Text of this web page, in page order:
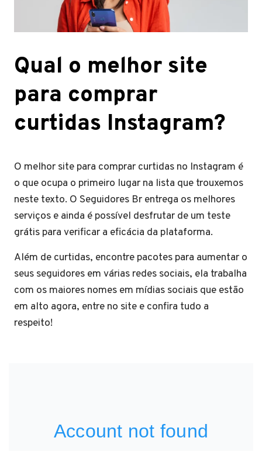
Qual o melhor site
para comprar
curtidas Instagram?
O melhor site para comprar curtidas no Instagram é
o que ocupa o primeiro lugar na lista que trouxemos
neste texto. O Seguidores Br entrega os melhores
serviços e ainda é possível desfrutar de um teste
grátis para verificar a eficácia da plataforma.
Além de curtidas, encontre pacotes para aumentar o
seus seguidores em várias redes sociais, ela trabalha
com os maiores nomes em mídias sociais que estão
em alto agora, entre no site e confira tudo a
respeito!